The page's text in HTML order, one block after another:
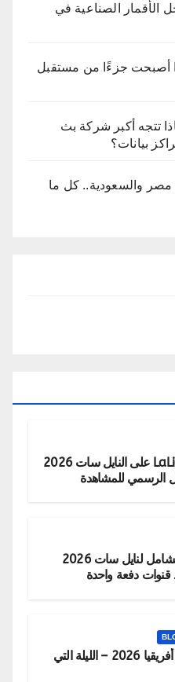
الأقمار الصناعية في
أصبحت جزءًا من مستقبل
تتجه أكبر شركة بث
بيانات؟
والسعودية.. كل ما
تردد قناة LaLiga TV على النايل سات 2026
الرسمي للمشاهدة
التردد الشبكي الشامل لنايل سات 2026
قنوات دفعة واحدة
نصف نهائي أمم أفريقيا 2026 – الليلة التي